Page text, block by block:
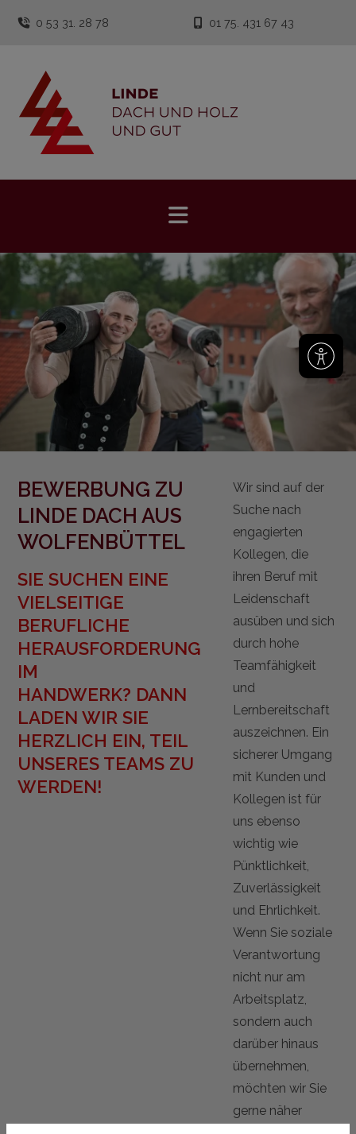
0 53 31. 28 78 01 75. 431 67 43
BEWERBUNG ZU
LINDE DACH AUS
WOLFENBÜTTEL
SIE SUCHEN EINE
VIELSEITIGE
BERUFLICHE
HERAUSFORDERUNG
IM
HANDWERK? DANN
LADEN WIR SIE
HERZLICH EIN, TEIL
UNSERES TEAMS ZU
WERDEN!
Wir sind auf der
Suche nach
engagierten
Kollegen, die
ihren Beruf mit
Leidenschaft
ausüben und sich
durch hohe
Teamfähigkeit
und
Lernbereitschaft
auszeichnen. Ein
sicherer Umgang
mit Kunden und
Kollegen ist für
uns ebenso
wichtig wie
Pünktlichkeit,
Zuverlässigkeit
und Ehrlichkeit.
Wenn Sie soziale
Verantwortung
nicht nur am
Arbeitsplatz,
sondern auch
darüber hinaus
übernehmen,
möchten wir Sie
gerne näher